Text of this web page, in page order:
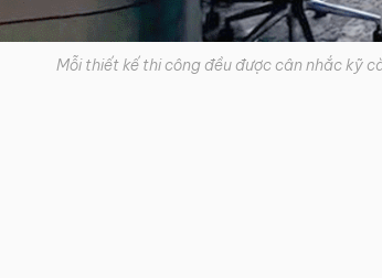
Mỗi thiết kế thi công đều được cân nhắc kỹ